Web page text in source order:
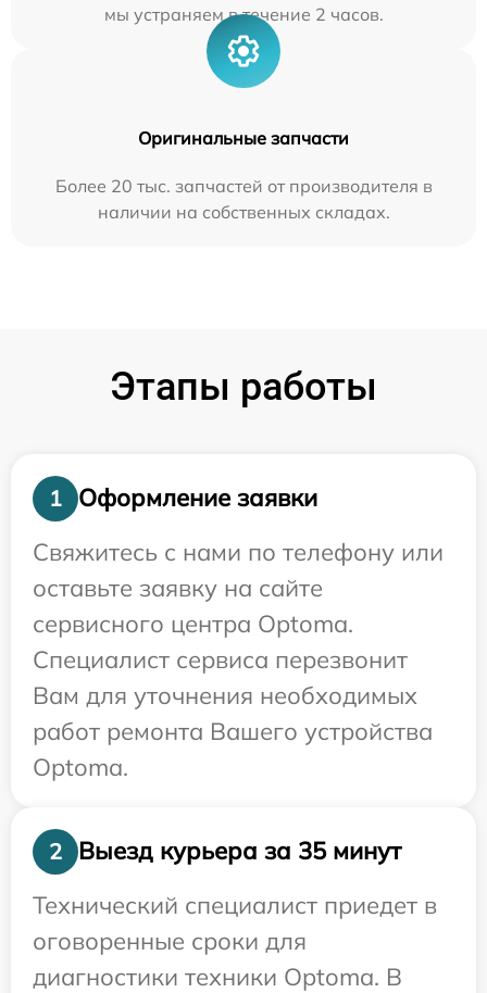
мы устраняем в течение 2 часов.
Оригинальные запчасти
Более 20 тыс. запчастей от производителя в
наличии на собственных складах.
Этапы работы
1
Оформление заявки
Свяжитесь с нами по телефону или
оставьте заявку на сайте
сервисного центра Optoma.
Специалист сервиса перезвонит
Вам для уточнения необходимых
работ ремонта Вашего устройства
Optoma.
2
Выезд курьера за 35 минут
Технический специалист приедет в
оговоренные сроки для
диагностики техники Optoma. В